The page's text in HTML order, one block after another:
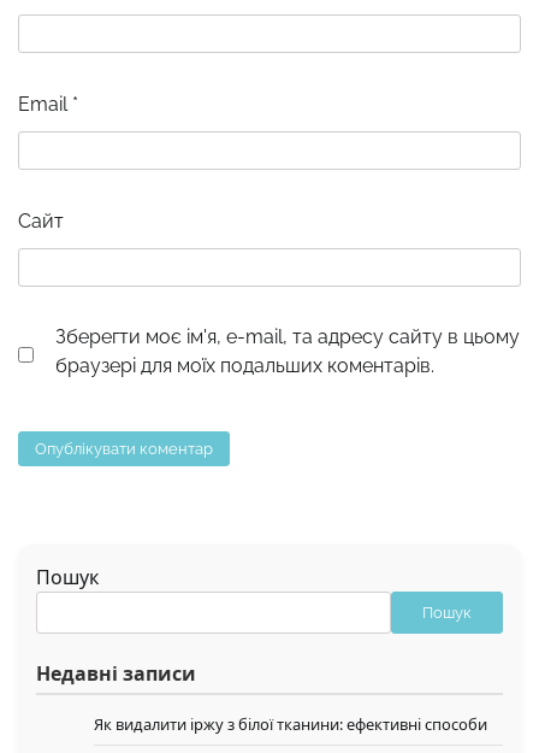
Email *
Сайт
Зберегти моє ім'я, e-mail, та адресу сайту в цьому
браузері для моїх подальших коментарів.
Пошук
Пошук
Недавні записи
Як видалити іржу з білої тканини: ефективні способи